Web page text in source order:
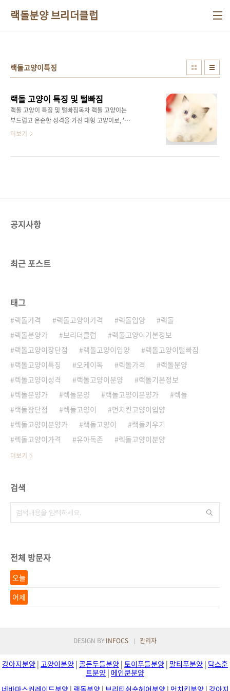
랙돌분양 브리더클럽
랙돌고양이특징
랙돌 고양이 특징 및 털빠짐
랙돌 고양이 특징 및 털빠짐목차 랙돌 고양이는
부드럽고 온순한 성격을 가진 대형 고양이로, '개
냥이'라는 별명을 갖고 있습니다. 고양이 중에서
성 때문에 털 빠짐이 있습니다. 하지만 다른 고양
합니다. 특..
더보기
공지사항
최근 포스트
태그
랙돌가격 랙돌고양이가격 렉돌입양
랙돌
랙돌분양가
브리더클럽
랙돌고양이기본정보
랙돌고양이장단점
랙돌고양이입양
랙돌고양이털빠짐
랙돌고양이특징
오케이독 렉돌가격
랙돌분양
렉돌고양이성격
랙돌고양이분양
랙돌기본정보
렉돌분양가
렉돌분양 랙돌고양이분양가
렉돌
랙돌장단점
렉돌고양이
먼치킨고양이입양
렉돌고양이분양가
랙돌고양이
랙돌키우기
렉돌고양이가격
유아독존 렉돌고양이분양
더보기
검색
전체 방문자
오늘
어제
DESIGN BY INFOCS 관리자
강아지분양 | 고양이분양 | 골든두들분양 | 토이푸들분양 | 말티푸분양 | 닥스훈
트분양 | 메인쿤분양
네바마스커레이드분양| 랙돌분양| 브리티쉬숏헤어분양| 먼치킨분양| 강아지